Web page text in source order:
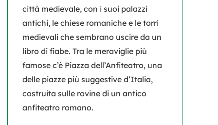
città medievale, con i suoi palazzi
antichi, le chiese romaniche e le torri
medievali che sembrano uscire da un
libro di fiabe. Tra le meraviglie più
famose c’è Piazza dell’Anfiteatro, una
delle piazze più suggestive d’Italia,
costruita sulle rovine di un antico
anfiteatro romano.